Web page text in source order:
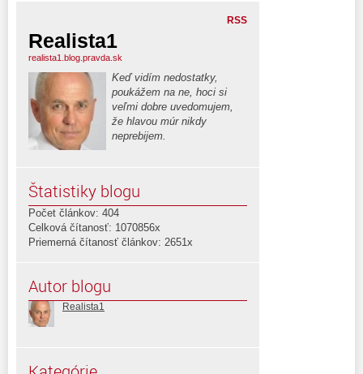
RSS
Realista1
realista1.blog.pravda.sk
Keď vidím nedostatky,
poukážem na ne, hoci si
veľmi dobre uvedomujem,
že hlavou múr nikdy
neprebijem.
Štatistiky blogu
Počet článkov: 404
Celková čítanosť: 1070856x
Priemerná čítanosť článkov: 2651x
Autor blogu
Realista1